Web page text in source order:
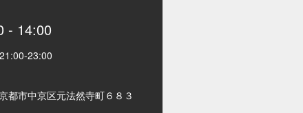
- 14:00
21:00-23:00
都市中京区元法然寺町６８３